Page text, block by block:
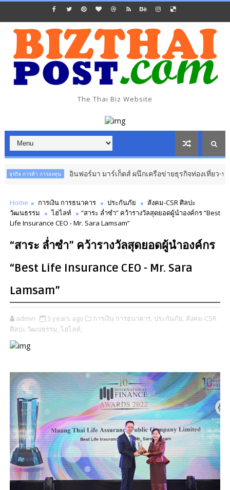
The Thai Biz Website
รค้า การลงทุน อินฟอร์มา มาร์เก็ตส์ ผนึกเครือข่ายธุรกิจท่องเที่ยว-บริการ จัด
Home การเงิน การธนาคาร ประกันภัย
สังคม-CSR ศิลปะ
วัฒนธรรม
ไฮไลท์
“สาระ ล่ำซำ” คว้ารางวัลสุดยอดผู้นำองค์กร “Best
Life Insurance CEO - Mr. Sara Lamsam”
“สาระ ล่ำซำ” คว้ารางวัลสุดยอดผู้นำองค์กร
“Best Life Insurance CEO - Mr. Sara
Lamsam”
admin 3 years ago การเงิน การธนาคาร, ประกันภัย, สังคม-CSR
ศิลปะ วัฒนธรรม, ไฮไลท์,